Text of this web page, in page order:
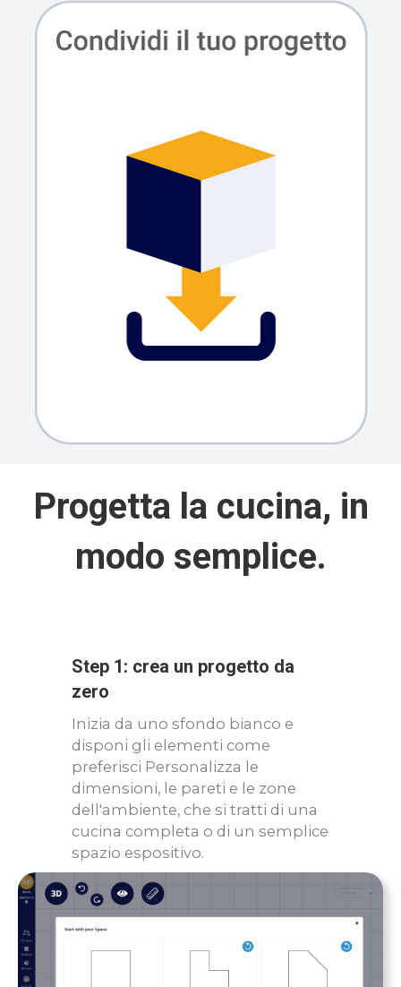
Progetta la cucina, in
modo semplice.
Step 1: crea un progetto da
zero
Inizia da uno sfondo bianco e
disponi gli elementi come
preferisci Personalizza le
dimensioni, le pareti e le zone
dell'ambiente, che si tratti di una
cucina completa o di un semplice
spazio espositivo.